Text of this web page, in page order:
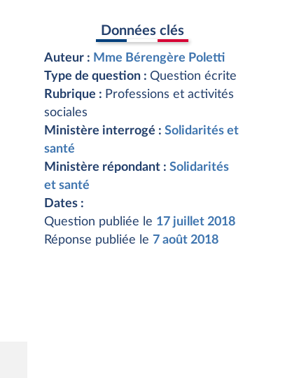
Données clés
Auteur : Mme Bérengère Poletti
Type de question : Question écrite
Rubrique : Professions et activités
sociales
Ministère interrogé : Solidarités et
santé
Ministère répondant : Solidarités
et santé
Dates :
Question publiée le 17 juillet 2018
Réponse publiée le 7 août 2018